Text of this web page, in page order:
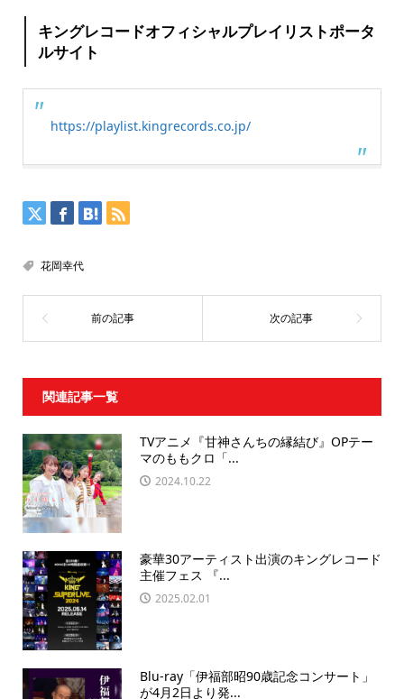
キングレコードオフィシャルプレイリストポータ
ルサイト
https://playlist.kingrecords.co.jp/
花岡幸代
関連記事一覧
TVアニメ『甘神さんちの縁結び』OPテー
マのももクロ「...
2024.10.22
豪華30アーティスト出演のキングレコード
主催フェス 『...
2025.02.01
Blu-ray「伊福部昭90歳記念コンサート」
が4月2日より発...